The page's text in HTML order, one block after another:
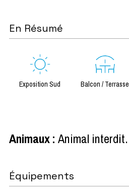
En Résumé
Exposition Sud Balcon / Terrasse
Animaux: Animal interdit
Équipements